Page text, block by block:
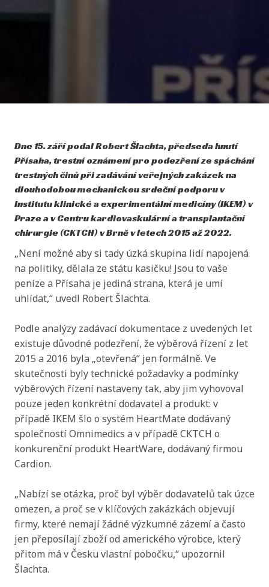
Institutu klinické a experimentální medicíny (IKEM) v
Praze a v Centru kardiovaskulární a transplantační
chirurgie (CKTCH) v Brně v letech 2015 až 2022.
„Není možné aby si tady úzká skupina lidí napojená
uhlídat,“ uvedl Robert Šlachta.
Podle analýzy zadávací dokumentace z uvedených let
existuje důvodné podezření, že výběrová řízení z let
2015 a 2016 byla „otevřená“ jen formálně. Ve
skutečnosti byly technické požadavky a podmínky
výběrových řízení nastaveny tak, aby jim vyhovoval
pouze jeden konkrétní dodavatel a produkt: v
případě IKEM šlo o systém HeartMate dodávaný
společností Omnimedics a v případě CKTCH o
konkurenční produkt HeartWare, dodávaný firmou
„Nabízí se otázka, proč byl výběr dodavatelů tak úzce
omezen, a proč se v klíčových zakázkách objevují
firmy, které nemají žádné výzkumné zázemí a často
jen přeposílají zboží od amerického výrobce, který
přitom má v Česku vlastní pobočku,“ upozornil
Šlachta.
Společnost Omnimedics, která produkty HeartMate
pouze distribuuje (výrobcem je americká společnost
IKEM v celkové maximální hodnotě téměř 1,2
miliardy Kč bez DPH. Podle dostupných údajů
vytvořila firma na přeprodeji těchto produktů
kumulovanou obchodní marži přes 140 milionů
korun, a to jenom se dvěma zaměstnanci.